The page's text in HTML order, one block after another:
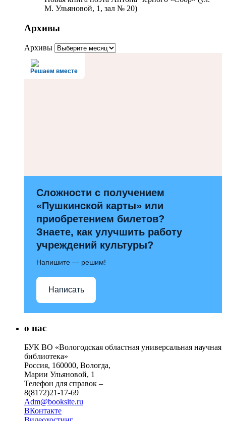
М. Ульяновой, 1, зал № 20)
Архивы
Архивы
Решаем вместе
Сложности с получением
«Пушкинской карты» или
приобретением билетов?
Знаете, как улучшить работу
учреждений культуры?
Напишите — решим!
Написать
о нас
БУК ВО «Вологодская областная универсальная научная
библиотека»
Россия, 160000, Вологда,
Марии Ульяновой, 1
Телефон для справок –
8(8172)21-17-69
Adm@booksite.ru
ВКонтакте